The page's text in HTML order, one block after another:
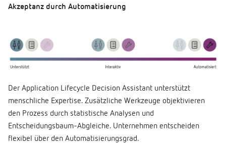
Akzeptanz durch Automatisierung
Der Application Lifecycle Decision Assistant unterstützt
menschliche Expertise. Zusätzliche Werkzeuge objektivieren
den Prozess durch statistische Analysen und
Entscheidungsbaum-Abgleiche. Unternehmen entscheiden
flexibel über den Automatisierungsgrad.